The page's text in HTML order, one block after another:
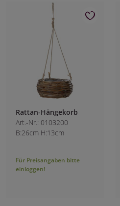
Rattan-Hängekorb
Art.-Nr.: 0103200
B:26cm H:13cm
Für Preisangaben bitte
einloggen!